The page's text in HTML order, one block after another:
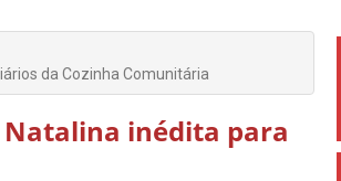
da Cozinha Comunitária
inédita para